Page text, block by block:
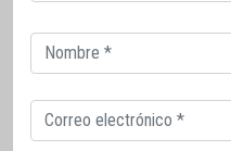
Correo
electrónico
Correo
electrónico